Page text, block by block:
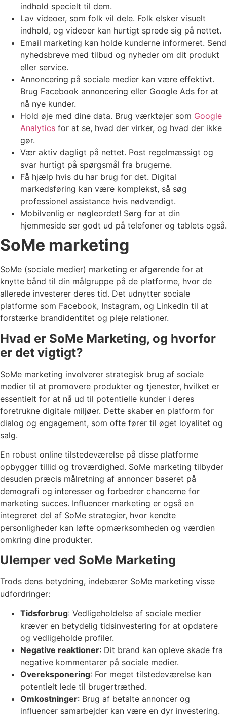
indhold specielt til dem.
Lav videoer, som folk vil dele. Folk elsker visuelt
indhold, og videoer kan hurtigt sprede sig på nettet.
Email marketing kan holde kunderne informeret. Send
nyhedsbreve med tilbud og nyheder om dit produkt
eller service.
Annoncering på sociale medier kan være effektivt.
Brug Facebook annoncering eller Google Ads for at
nå nye kunder.
Hold øje med dine data. Brug værktøjer som Google
Analytics for at se, hvad der virker, og hvad der ikke
gør.
Vær aktiv dagligt på nettet. Post regelmæssigt og
svar hurtigt på spørgsmål fra brugerne.
Få hjælp hvis du har brug for det. Digital
markedsføring kan være komplekst, så søg
professionel assistance hvis nødvendigt.
Mobilvenlig er nøgleordet! Sørg for at din
hjemmeside ser godt ud på telefoner og tablets også.
SoMe marketing
SoMe (sociale medier) marketing er afgørende for at
knytte bånd til din målgruppe på de platforme, hvor de
allerede investerer deres tid. Det udnytter sociale
platforme som Facebook, Instagram, og LinkedIn til at
forstærke brandidentitet og pleje relationer.
Hvad er SoMe Marketing, og hvorfor
er det vigtigt?
SoMe marketing involverer strategisk brug af sociale
medier til at promovere produkter og tjenester, hvilket er
essentielt for at nå ud til potentielle kunder i deres
foretrukne digitale miljøer. Dette skaber en platform for
dialog og engagement, som ofte fører til øget loyalitet og
salg.
En robust online tilstedeværelse på disse platforme
opbygger tillid og troværdighed. SoMe marketing tilbyder
desuden præcis målretning af annoncer baseret på
demografi og interesser og forbedrer chancerne for
marketing succes. Influencer marketing er også en
integreret del af SoMe strategier, hvor kendte
personligheder kan løfte opmærksomheden og værdien
omkring dine produkter.
Ulemper ved SoMe Marketing
Trods dens betydning, indebærer SoMe marketing visse
udfordringer:
Tidsforbrug: Vedligeholdelse af sociale medier
kræver en betydelig tidsinvestering for at opdatere
og vedligeholde profiler.
Negative reaktioner: Dit brand kan opleve skade fra
negative kommentarer på sociale medier.
Overeksponering: For meget tilstedeværelse kan
potentielt lede til brugertræthed.
Omkostninger: Brug af betalte annoncer og
influencer samarbejder kan være en dyr investering.